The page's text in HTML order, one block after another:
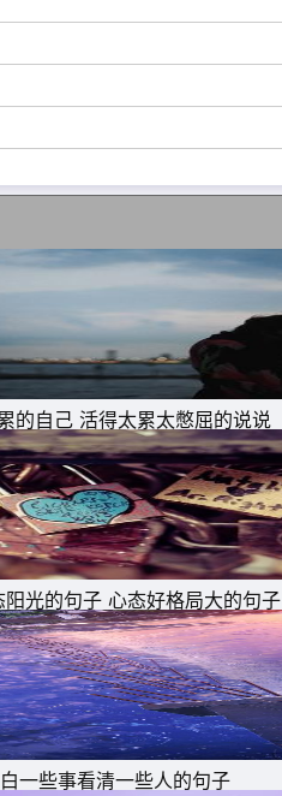
的自己 活得太累太憋屈的说说
阳光的句子 心态好格局大的句子
一些事看清一些人的句子